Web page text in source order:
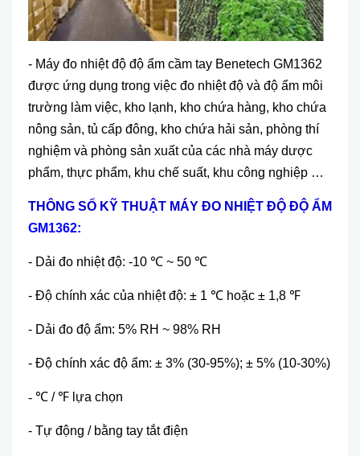
- Máy đo nhiệt độ độ ẩm cầm tay Benetech GM1362
được ứng dụng trong việc đo nhiệt độ và độ ẩm môi
trường làm việc, kho lạnh, kho chứa hàng, kho chứa
nông sản, tủ cấp đông, kho chứa hải sản, phòng thí
nghiệm và phòng sản xuất của các nhà máy dược
phẩm, thực phẩm, khu chế suất, khu công nghiệp …
THÔNG SỐ KỸ THUẬT MÁY ĐO NHIỆT ĐỘ ĐỘ ẨM
GM1362:
- Dải đo nhiệt độ: -10 ℃ ~ 50 ℃
- Độ chính xác của nhiệt độ: ± 1 ℃ hoặc ± 1,8 ℉
- Dải đo độ ẩm: 5% RH ~ 98% RH
- Độ chính xác độ ẩm: ± 3% (30-95%); ± 5% (10-30%)
- ℃ / ℉ lựa chọn
- Tự động / bằng tay tắt điện